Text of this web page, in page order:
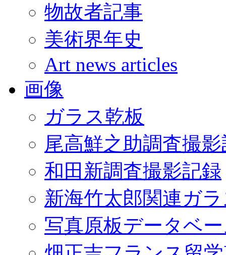
物故者記事
美術界年史
Art news articles
画像
ガラス乾板
尾高鮮之助調査撮
和田新調査撮影記録
新海竹太郎関連ガ
写真原板データベ